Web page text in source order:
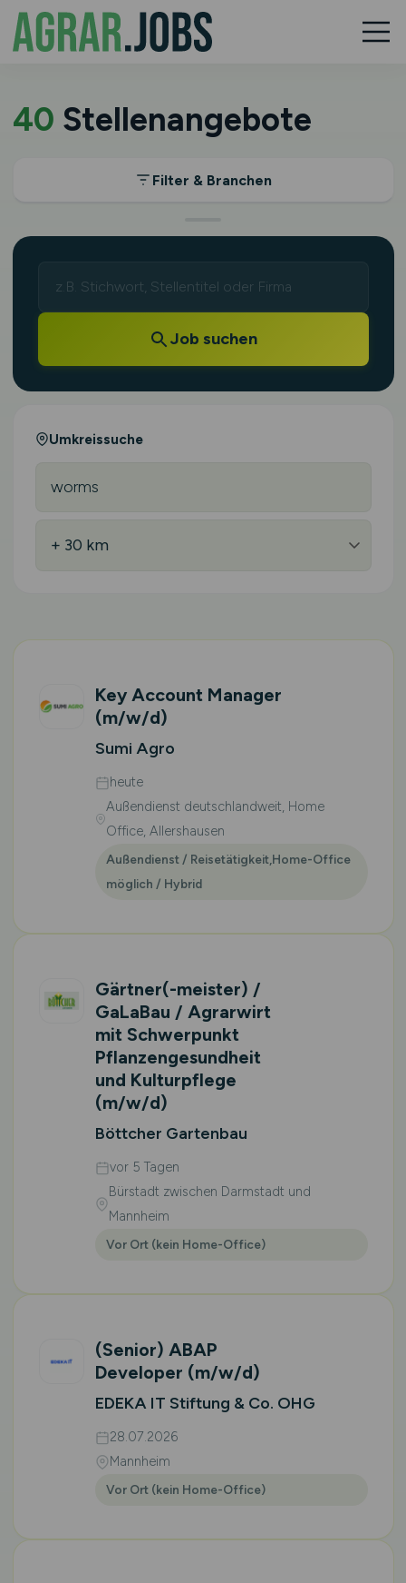
40 Stellenangebote
Filter & Branchen
Job suchen
Umkreissuche
Key Account Manager
(m/w/d)
Sumi Agro
heute
Außendienst deutschlandweit, Home
Office, Allershausen
Außendienst / Reisetätigkeit,Home-Office
möglich / Hybrid
Gärtner(-meister) /
GaLaBau / Agrarwirt
mit Schwerpunkt
Pflanzengesundheit
und Kulturpflege
(m/w/d)
Böttcher Gartenbau
vor 5 Tagen
Bürstadt zwischen Darmstadt und
Mannheim
Vor Ort (kein Home-Office)
(Senior) ABAP
Developer (m/w/d)
EDEKA IT Stiftung & Co. OHG
28.07.2026
Mannheim
Vor Ort (kein Home-Office)